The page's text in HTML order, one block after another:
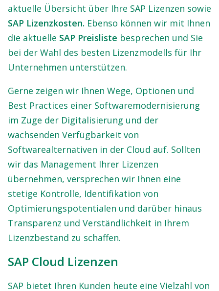
aktuelle Übersicht über Ihre SAP Lizenzen sowie
SAP Lizenzkosten. Ebenso können wir mit Ihnen
die aktuelle SAP Preisliste besprechen und Sie
bei der Wahl des besten Lizenzmodells für Ihr
Unternehmen unterstützen.
Gerne zeigen wir Ihnen Wege, Optionen und
Best Practices einer Softwaremodernisierung
im Zuge der Digitalisierung und der
wachsenden Verfügbarkeit von
Softwarealternativen in der Cloud auf. Sollten
wir das Management Ihrer Lizenzen
übernehmen, versprechen wir Ihnen eine
stetige Kontrolle, Identifikation von
Optimierungspotentialen und darüber hinaus
Transparenz und Verständlichkeit in Ihrem
Lizenzbestand zu schaffen.
SAP Cloud Lizenzen
SAP bietet Ihren Kunden heute eine Vielzahl von